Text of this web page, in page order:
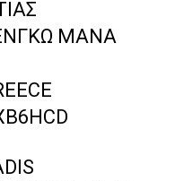
ΜΆΝΑ